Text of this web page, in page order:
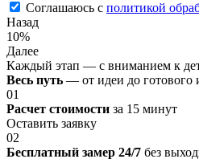
Соглашаюсь с политикой
Назад
10%
Далее
Каждый этап — с вниманием к
Весь путь — от идеи до готового
01
Расчет стоимости за 15 минут
Оставить заявку
02
Бесплатный замер 24/7 без